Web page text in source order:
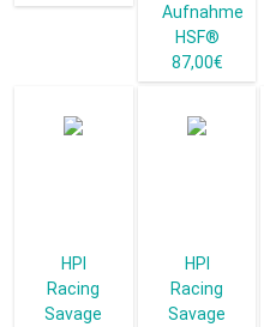
Aufnahme
HSF®
87,00€
HPI
Racing
Savage
HPI
Racing
Savage